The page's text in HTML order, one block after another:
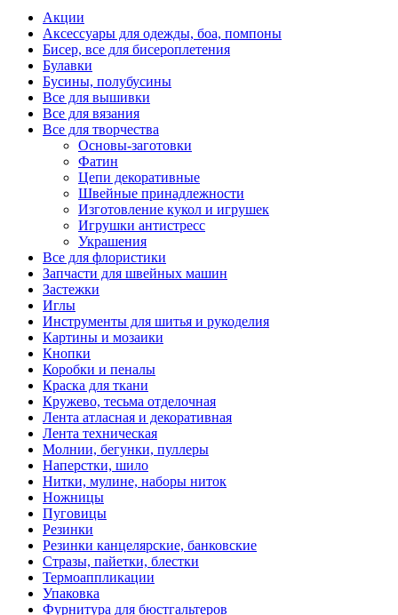
Акции
Аксессуары для одежды, боа, помпоны
Бисер, все для бисероплетения
Булавки
Бусины, полубусины
Все для вышивки
Все для вязания
Все для творчества
Основы-заготовки
Фатин
Цепи декоративные
Швейные принадлежности
Изготовление кукол и игрушек
Игрушки антистресс
Украшения
Все для флористики
Запчасти для швейных машин
Застежки
Иглы
Инструменты для шитья и рукоделия
Картины и мозаики
Кнопки
Коробки и пеналы
Краска для ткани
Кружево, тесьма отделочная
Лента атласная и декоративная
Лента техническая
Молнии, бегунки, пуллеры
Наперстки, шило
Нитки, мулине, наборы ниток
Ножницы
Пуговицы
Резинки
Резинки канцелярские, банковские
Стразы, пайетки, блестки
Термоаппликации
Упаковка
Фурнитура для бюстгальтеров